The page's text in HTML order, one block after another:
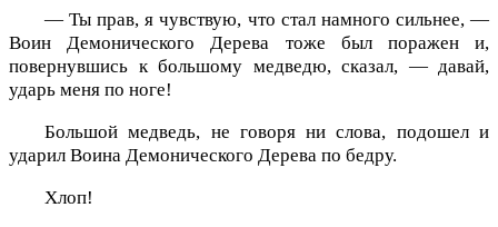
— Ты прав, я чувствую, что стал намного сильнее, —
Воин Демонического Дерева тоже был поражен и,
повернувшись к большому медведю, сказал, — давай,
ударь меня по ноге!
Большой медведь, не говоря ни слова, подошел и
ударил Воина Демонического Дерева по бедру.
Хлоп!